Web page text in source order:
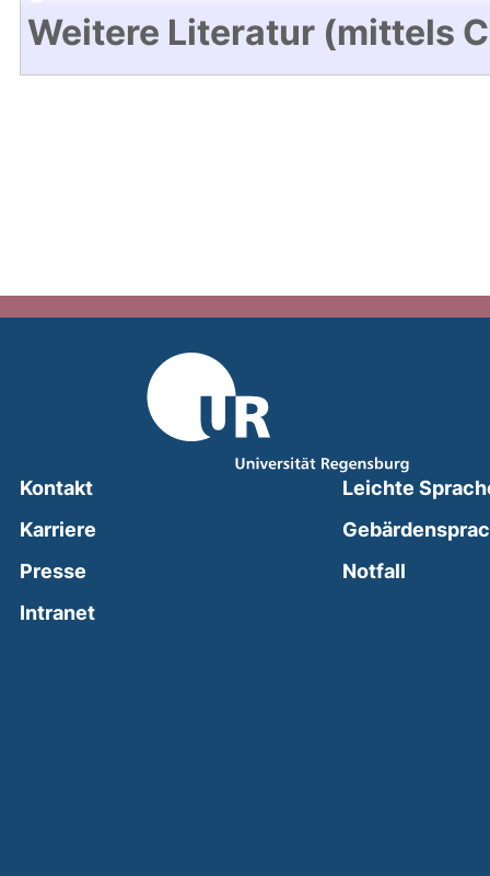
Weitere Literatur (mittels
Kontakt
Karriere
Presse
Intranet(external link, opens in a new window)
Leichte
Notfall